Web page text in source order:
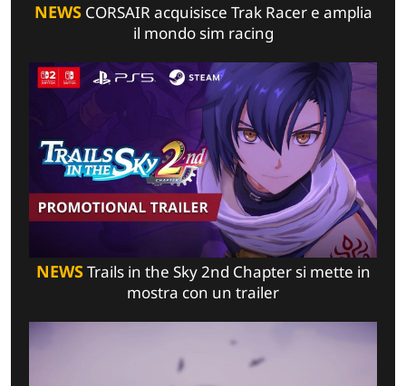
NEWSCORSAIR acquisisce Trak Racer e amplia
il mondo sim racing
NEWSTrails in the Sky 2nd Chapter si mette in
mostra con un trailer